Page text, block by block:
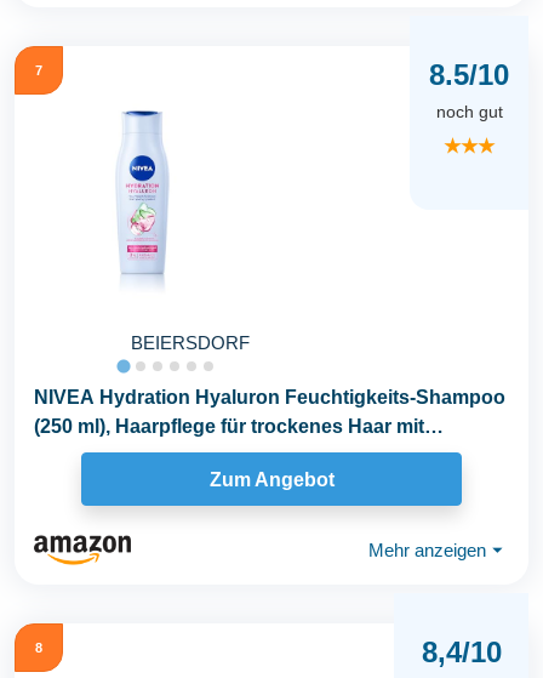
7
BEIERSDORF
8.5/10
noch gut
★★★
NIVEA Hydration Hyaluron Feuchtigkeits-Shampoo
(250 ml), Haarpflege für trockenes Haar mit
Hyaluron...
Zum Angebot
Mehr anzeigen ⏷
8 8,4/10